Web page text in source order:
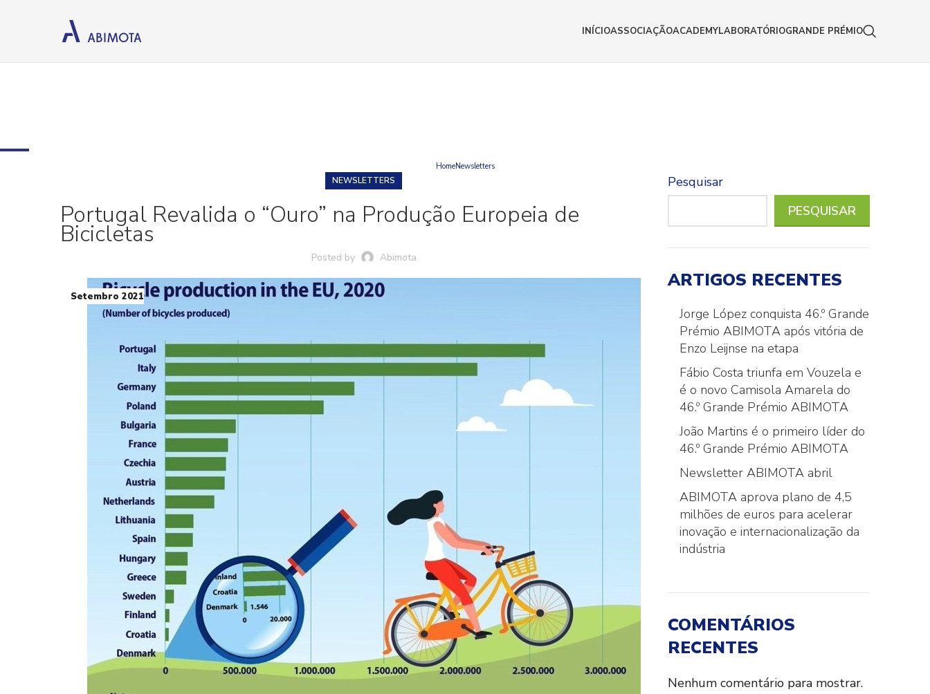
INÍCIOASSOCIAÇÃOACADEMYLABORATÓRIOGRANDE PRÉMIO
HomeNewsletters
NEWSLETTERS
Portugal Revalida o “Ouro” na Produção Europeia de
Bicicletas
Posted by Abimota
Setembro 2021
Pesquisar
PESQUISAR
ARTIGOS RECENTES
Jorge López conquista 46.º Grande
Prémio ABIMOTA após vitória de
Enzo Leijnse na etapa
Fábio Costa triunfa em Vouzela e
é o novo Camisola Amarela do
46.º Grande Prémio ABIMOTA
João Martins é o primeiro líder do
46.º Grande Prémio ABIMOTA
Newsletter ABIMOTA abril
ABIMOTA aprova plano de 4,5
milhões de euros para acelerar
inovação e internacionalização da
indústria
COMENTÁRIOS
RECENTES
Nenhum comentário para mostrar.